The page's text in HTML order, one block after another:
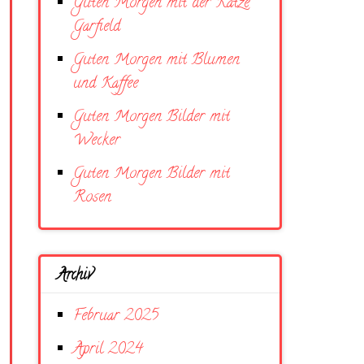
Garfield
Guten Morgen mit Blumen
und Kaffee
Guten Morgen Bilder mit
Wecker
Guten Morgen Bilder mit
Rosen
Archiv
Februar 2025
April 2024